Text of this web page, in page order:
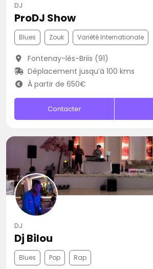
DJ
ProDJ Show
Blues Zouk Variété Internationale
Fontenay-lès-Briis (91)
Déplacement jusqu’à 100 kms
À partir de 650€
Contacter
DJ
Dj Bilou
Blues Pop Rap